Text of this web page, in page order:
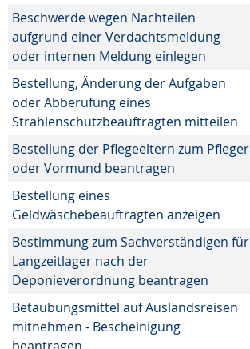
Beschwerde wegen Nachteilen
aufgrund einer Verdachtsmeldung
oder internen Meldung einlegen
Bestellung, Änderung der Aufgaben
oder Abberufung eines
Strahlenschutzbeauftragten mitteilen
Bestellung der Pflegeeltern zum Pfleger
oder Vormund beantragen
Bestellung eines
Geldwäschebeauftragten anzeigen
Bestimmung zum Sachverständigen für
Langzeitlager nach der
Deponieverordnung beantragen
Betäubungsmittel auf Auslandsreisen
mitnehmen - Bescheinigung
beantragen